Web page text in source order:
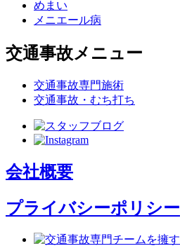
めまい
メニエール病
交通事故メニュー
交通事故専門施術
交通事故・むち打ち
会社概要
プライバシーポリシー